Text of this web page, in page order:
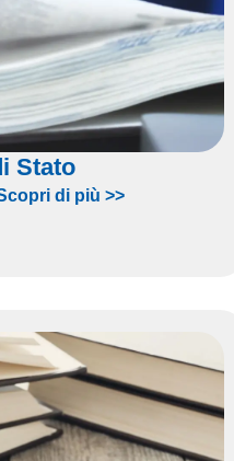
Stato
di più >>